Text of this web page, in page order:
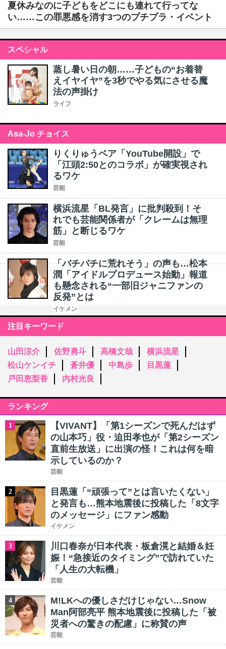
夏休みなのに子どもをどこにも連れて行ってな
い……この罪悪感を消す3つのプチプラ・イベント
スペシャル
蒸し暑い日の朝……子どもの“お着替
えイヤイヤ”を3秒でやる気にさせる魔
法の声掛け
ライフ
Asa-Jo チョイス
りくりゅうペア「YouTube開設」で
「江頭2:50とのコラボ」が確実視され
るワケ
芸能
横浜流星「BL発言」に批判殺到！そ
れでも芸能関係者が「クレームは無理
筋」と断じるワケ
芸能
「バチバチに荒れそう」の声も…松本
潤「アイドルプロデュース始動」報道
も懸念される“一部旧ジャニファンの
反発”とは
イケメン
注目キーワード
山田涼介 佐野勇斗 高橋文哉
横浜流星
松山ケンイチ
蒼井優 中島歩
目黒蓮
戸田恵梨香
内村光良
ランキング
1
【VIVANT】「第1シーズンで死んだはず
の山本巧」役・迫田孝也が「第2シーズン
直前生放送」に出演の怪！これは何を暗
示しているのか？
芸能
2
目黒蓮「“頑張って”とは言いたくない」
と発言も…熊本地震後に投稿した「8文字
のメッセージ」にファン感動
イケメン
3
川口春奈が日本代表・板倉滉と結婚＆妊
娠！“急接近のタイミング”で訪れていた
「人生の大転機」
芸能
4
M!LKへの優しさだけじゃない…Snow
Man阿部亮平 熊本地震後に投稿した「被
災者への驚きの配慮」に称賛の声
芸能